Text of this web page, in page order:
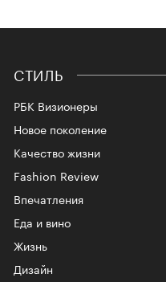
СТИЛЬ
РБК Визионеры
Новое поколение
Качество жизни
Fashion Review
Впечатления
Еда и вино
Жизнь
Дизайн